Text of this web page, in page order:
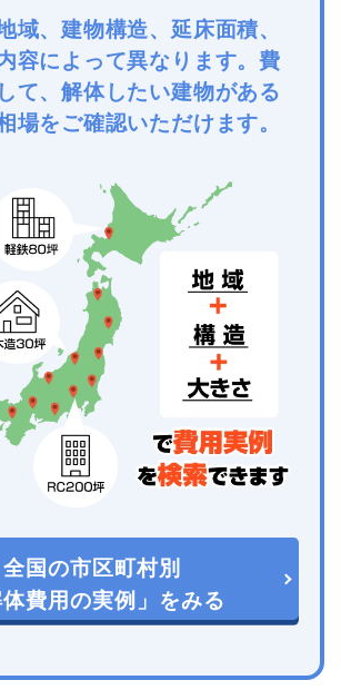
域、建物構造、延床面積、
容によって異なります。費
て、解体したい建物がある
場をご確認いただけます。
全国の市区町村別
体費用の実例」をみる